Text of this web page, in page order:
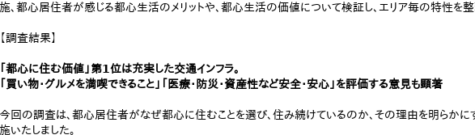
施、都心居住者が感じる都心生活のメリットや、都心生活の価値について検証し、エリア毎の特性を整
【調査結果】
「都心に住む価値」第1位は充実した交通インフラ。
「買い物・グルメを満喫できること」「医療・防災・資産性など安全・安心」を評価する意見も顕著
今回の調査は、都心居住者がなぜ都心に住むことを選び、住み続けているのか、その理由を明らかに
施いたしました。